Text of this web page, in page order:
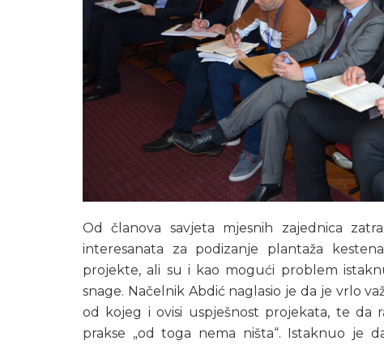
Od članova savjeta mjesnih zajednica
interesanata za podizanje plantaža
projekte, ali su i kao mogući problem
snage. Načelnik Abdić naglasio je da je vrlo
od kojeg i ovisi uspješnost projekata, te
prakse „od toga nema ništa“. Istaknuo je